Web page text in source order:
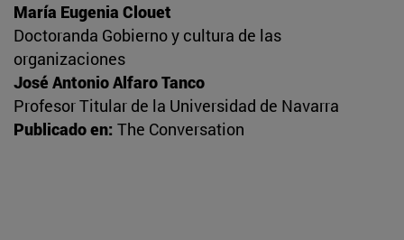
María Eugenia Clouet
Doctoranda Gobierno y cultura de las
organizaciones
José Antonio Alfaro Tanco
Profesor Titular de la Universidad de Navarra
Publicado en: The Conversation